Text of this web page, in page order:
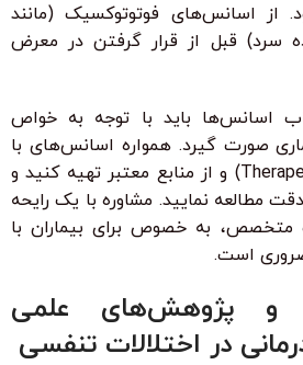
از اسانس‌های فوتوتوکسیک (مانند
سرد) قبل از قرار گرفتن در معرض
اسانس‌ها باید با توجه به خواص
صورت گیرد. همواره اسانس‌های با
کیفیت بالا (Therapeutic Grade) و از منابع معتبر تهیه کنید و
مطالعه نمایید. مشاوره با یک رایحه
متخصص، به خصوص برای بیماران با
است.
و پژوهش‌های علمی
در اختلالات تنفسی